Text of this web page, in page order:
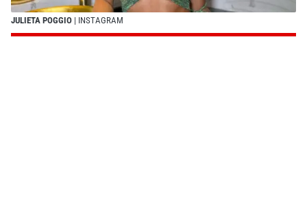
JULIETA POGGIO | INSTAGRAM